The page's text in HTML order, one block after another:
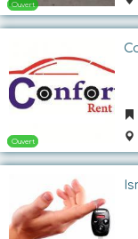
Ouvert jusqu'a 22:00